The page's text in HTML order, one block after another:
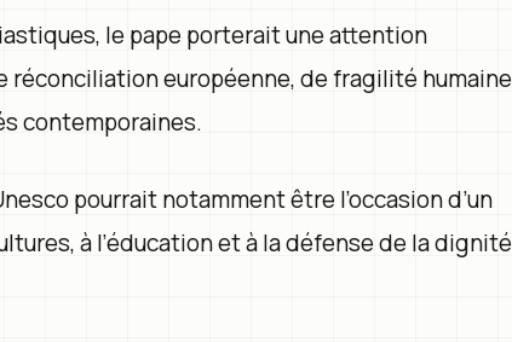
le pape porterait une attention
réconciliation européenne, de fragilité humaine
contemporaines.
pourrait notamment être l’occasion d’un
à l’éducation et à la défense de la dignité